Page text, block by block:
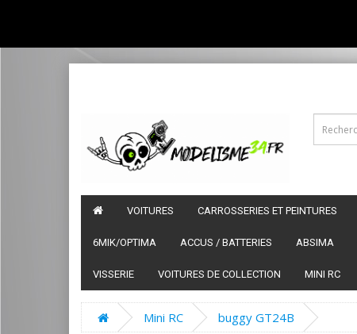
VOITURES CARROSSERIES ET PEINTURES
6MIK/OPTIMA ACCUS / BATTERIES ABSIMA
VISSERIE VOITURES DE COLLECTION MINI RC
Mini RC buggy GT24B